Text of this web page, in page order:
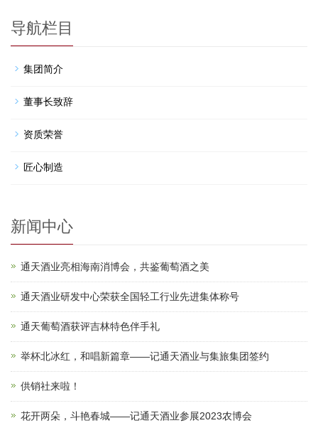
导航栏目
集团简介
董事长致辞
资质荣誉
匠心制造
新闻中心
通天酒业亮相海南消博会，共鉴葡萄酒之美
通天酒业研发中心荣获全国轻工行业先进集体称号
通天葡萄酒获评吉林特色伴手礼
举杯北冰红，和唱新篇章——记通天酒业与集旅集团签约
供销社来啦！
花开两朵，斗艳春城——记通天酒业参展2023农博会